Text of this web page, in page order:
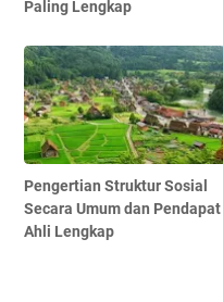
Paling Lengkap
Pengertian Struktur Sosial
Secara Umum dan Pendapat
Ahli Lengkap